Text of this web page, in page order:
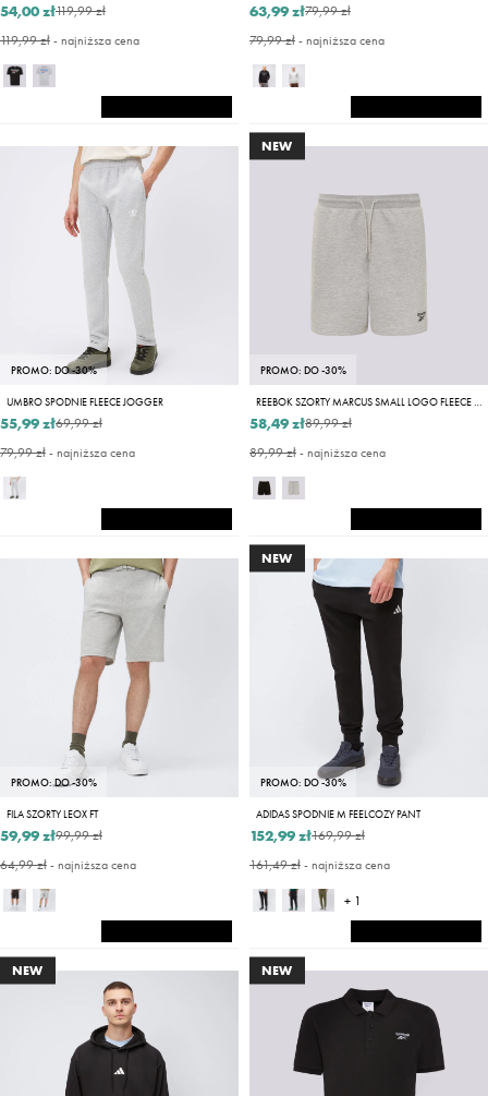
119,99 zł
54,00 zł
119,99 zł- najniższa cena
79,99 zł
63,99 zł
79,99 zł- najniższa cena
PROMO: DO -30%
UMBRO SPODNIE FLEECE JOGGER
69,99 zł
55,99 zł
79,99 zł- najniższa cena
NEW
PROMO: DO -30%
REEBOK SZORTY MARCUS SMALL LOGO FLEECE SHORTS
89,99 zł
58,49 zł
89,99 zł- najniższa cena
PROMO: DO -30%
FILA SZORTY LEOX FT
99,99 zł
59,99 zł
64,99 zł- najniższa cena
NEW
PROMO: DO -30%
ADIDAS SPODNIE M FEELCOZY PANT
169,99 zł
152,99 zł
161,49 zł- najniższa cena
+ 1
NEW NEW